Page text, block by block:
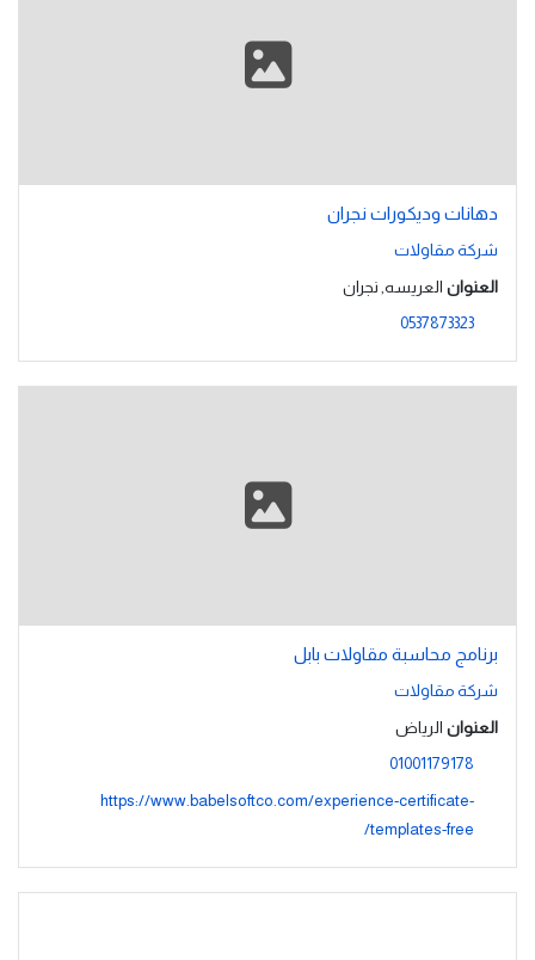
دهانات وديكورات نجران
شركة مقاولات
العنوان العريسه, نجران
0537873323
برنامج محاسبة مقاولات بابل
شركة مقاولات
العنوان الرياض
01001179178
https://www.babelsoftco.com/experience-certificate-
templates-free/